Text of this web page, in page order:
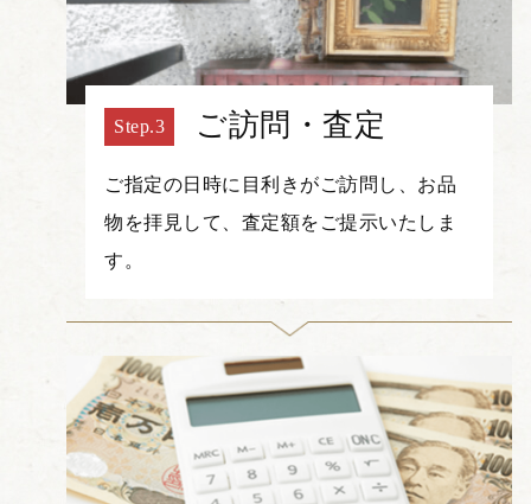
ご訪問・査定
ご指定の日時に目利きがご訪問し、お品
物を拝見して、査定額をご提示いたしま
す。